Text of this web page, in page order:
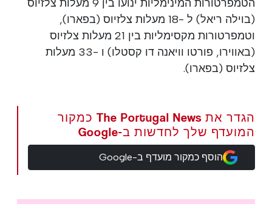
הטמפרטורות המינימליות ינועו בין 9 מעלות צלזיוס
(בוילה ריאל) ל -18 מעלות צלזיוס (בפארו),
וטמפרטורות מקסימליות בין 21 מעלות צלזיוס
(באווירו, פורטו וויאנה דו קסטלו) ו -33 מעלות
צלזיוס (בפארו).
הגדר את The Portugal News כמקור
המועדף שלך לחדשות ב-Google
הוסף כמקור מועדף ב-Google